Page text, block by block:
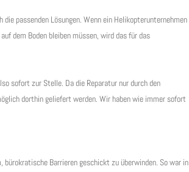
passenden Lösungen. Wenn ein Helikopterunternehmen
dem Boden bleiben müssen, wird das für das
sofort zur Stelle. Da die Reparatur nur durch den
dorthin geliefert werden. Wir haben wie immer sofort
Barrieren geschickt zu überwinden. So war in